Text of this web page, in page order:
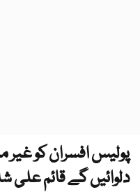
پولیس افسران کو
دلوائیں گے قائم علی